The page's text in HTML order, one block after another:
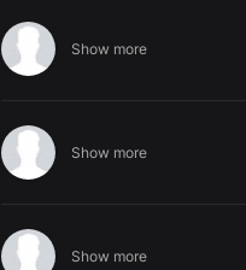
Show more
Show more
Show more